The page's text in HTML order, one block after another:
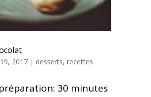
2017| desserts, recettes
30 minutes